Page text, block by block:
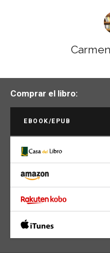
Comprar el libro:
EBOOK/EPUB